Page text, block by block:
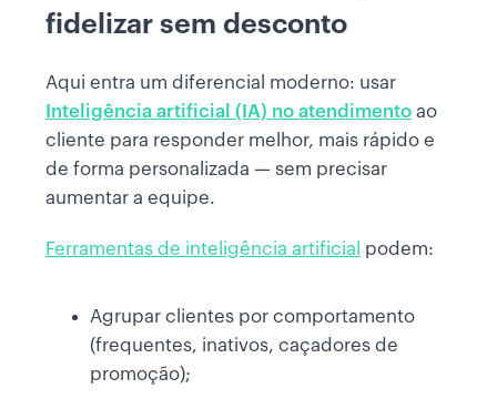
fidelizar sem desconto
Aqui entra um diferencial moderno: usar
Inteligência artificial (IA) no atendimento ao
cliente para responder melhor, mais rápido e
de forma personalizada — sem precisar
aumentar a equipe.
Ferramentas de inteligência artificial podem:
Agrupar clientes por comportamento
(frequentes, inativos, caçadores de
promoção);